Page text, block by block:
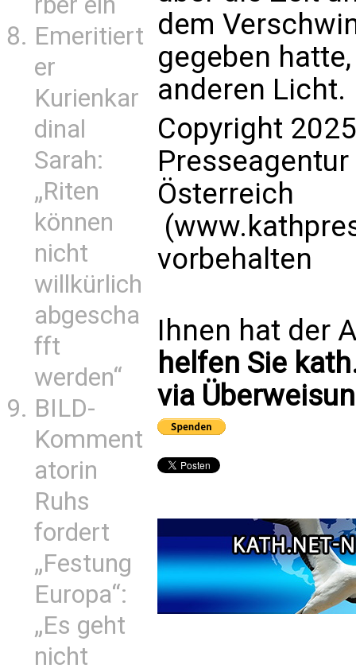
Emeritiert
er
Kurienkar
dinal
Sarah:
„Riten
können
nicht
willkürlich
abgescha
fft
werden“
BILD-
Komment
atorin
Ruhs
fordert
„Festung
Europa“:
„Es geht
nicht
dem
gegeben
anderen Licht.
Copyright
Presseagentur
Österreich
vorbehalten
Ihnen hat der
helfen Sie
via